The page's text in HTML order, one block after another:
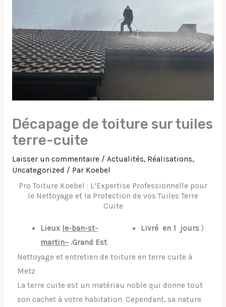
Décapage de toiture sur tuiles
terre-cuite
Laisser un commentaire / Actualités, Réalisations,
Uncategorized / Par Koebel
Pro Toiture Koebel : L’Expertise Professionnelle pour
le Nettoyage et la Protection de vos Tuiles Terre
Cuite
Lieux le-ban-st-
martin– .Grand Est
Livré en 1 jours )
Nettoyage et entretien de toiture en terre cuite à
Metz
La terre cuite est un matériau noble qui donne tout
son cachet à votre habitation. Cependant, sa nature